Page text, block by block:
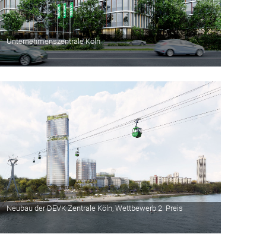
Unternehmenszentrale Köln
Neubau der DEVK Zentrale Köln, Wettbewerb 2. Preis